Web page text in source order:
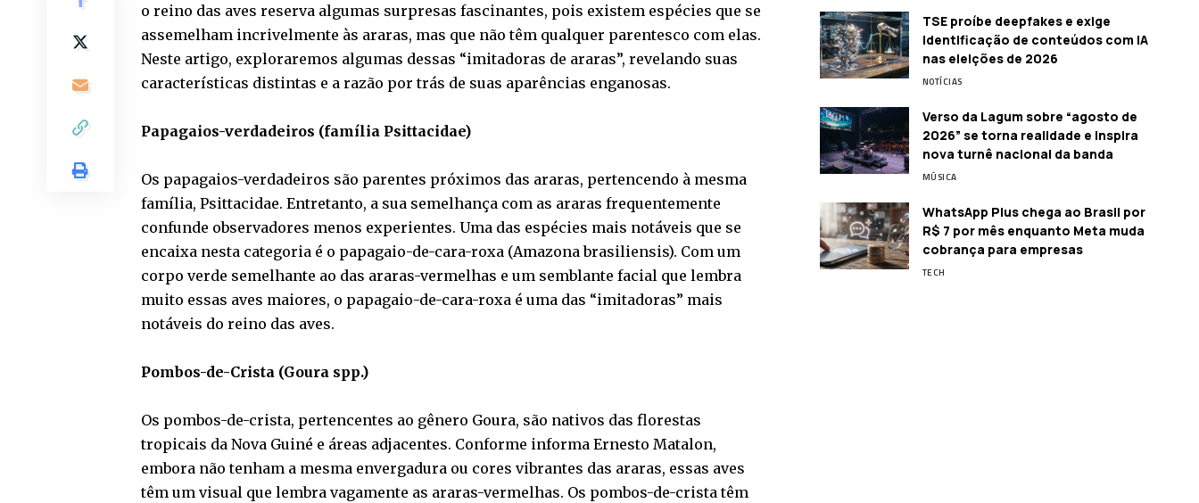
o reino das aves reserva algumas surpresas fascinantes, pois existem espécies que se
assemelham incrivelmente às araras, mas que não têm qualquer parentesco com elas.
Neste artigo, exploraremos algumas dessas “imitadoras de araras”, revelando suas
características distintas e a razão por trás de suas aparências enganosas.
Papagaios-verdadeiros (família Psittacidae)
Os papagaios-verdadeiros são parentes próximos das araras, pertencendo à mesma
família, Psittacidae. Entretanto, a sua semelhança com as araras frequentemente
confunde observadores menos experientes. Uma das espécies mais notáveis que se
encaixa nesta categoria é o papagaio-de-cara-roxa (Amazona brasiliensis). Com um
corpo verde semelhante ao das araras-vermelhas e um semblante facial que lembra
muito essas aves maiores, o papagaio-de-cara-roxa é uma das “imitadoras” mais
notáveis do reino das aves.
Pombos-de-Crista (Goura spp.)
Os pombos-de-crista, pertencentes ao gênero Goura, são nativos das florestas
tropicais da Nova Guiné e áreas adjacentes. Conforme informa Ernesto Matalon,
embora não tenham a mesma envergadura ou cores vibrantes das araras, essas aves
têm um visual que lembra vagamente as araras-vermelhas. Os pombos-de-crista têm
TSE proíbe deepfakes e exige
identificação de conteúdos com IA
nas eleições de 2026
NOTÍCIAS
Verso da Lagum sobre “agosto de
2026” se torna realidade e inspira
nova turnê nacional da banda
MÚSICA
WhatsApp Plus chega ao Brasil por
R$ 7 por mês enquanto Meta muda
cobrança para empresas
TECH